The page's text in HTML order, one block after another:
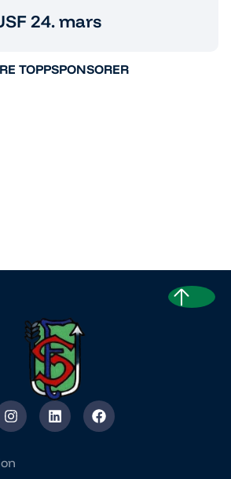
24. mars
TOPPSPONSORER